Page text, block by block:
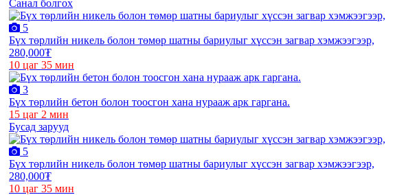
Санал болгох
5
Бүх төрлийн никель болон төмөр шатны бариулыг хүссэн загвар хэмжээгээр,
280,000₮
10 цаг 35 мин
3
Бүх төрлийн бетон болон тоосгон хана нурааж арк гаргана.
15 цаг 2 мин
Бусад зарууд
5
Бүх төрлийн никель болон төмөр шатны бариулыг хүссэн загвар хэмжээгээр,
280,000₮
10 цаг 35 мин